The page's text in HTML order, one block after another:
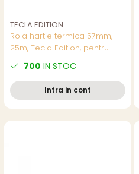
TECLA EDITION
Rola hartie termica 57mm,
25m, Tecla Edition, pentru
700 IN STOC
Intra in cont